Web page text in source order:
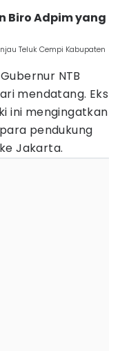
Biro Adpim yang
Teluk Cempi Kabupaten
NTB
mendatang. Eks
ini mengingatkan
pendukung
Jakarta.